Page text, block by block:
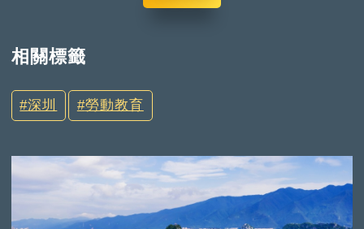
相關標籤
深圳 勞動教育